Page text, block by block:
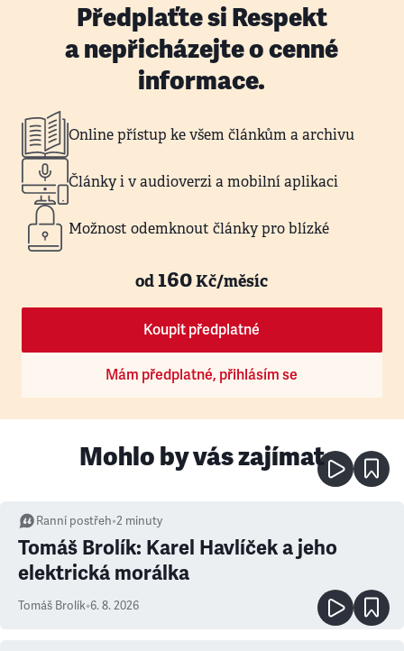
Předplaťte si Respekt
a nepřicházejte o cenné
informace.
Online přístup ke všem článkům a archivu
Články i v audioverzi a mobilní aplikaci
Možnost odemknout články pro blízké
od160Kč/měsíc
Koupit předplatné
Mám předplatné, přihlásím se
Mohlo by vás zajímat
Ranní postřeh•2 minuty
Tomáš Brolík: Karel Havlíček a jeho
elektrická morálka
Tomáš Brolík•6. 8. 2026